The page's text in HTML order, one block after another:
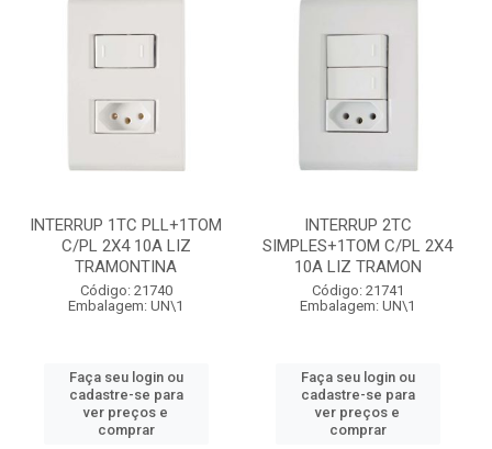
INTERRUP 1TC PLL+1TOM
C/PL 2X4 10A LIZ
TRAMONTINA
Código: 21740
Embalagem: UN\1
Faça seu login ou
cadastre-se para
ver preços e
comprar
INTERRUP 2TC
SIMPLES+1TOM C/PL 2X4
10A LIZ TRAMON
Código: 21741
Embalagem: UN\1
Faça seu login ou
cadastre-se para
ver preços e
comprar